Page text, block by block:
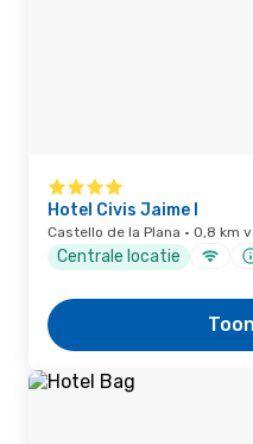
Hotel Civis Jaime I
Castello de la Plana · 0,8 km
Centrale locatie